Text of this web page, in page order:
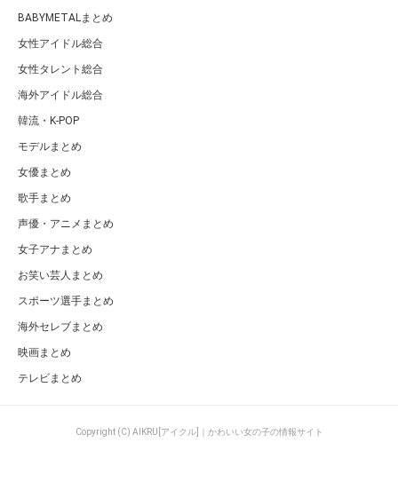
BABYMETALまとめ
女性アイドル総合
女性タレント総合
海外アイドル総合
韓流・K-POP
モデルまとめ
女優まとめ
歌手まとめ
声優・アニメまとめ
女子アナまとめ
お笑い芸人まとめ
スポーツ選手まとめ
海外セレブまとめ
映画まとめ
テレビまとめ
Copyright (C) AIKRU[アイクル]｜かわいい女の子の情報サイト